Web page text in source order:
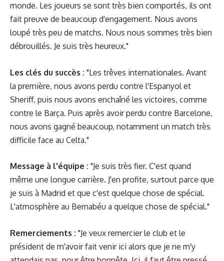
monde. Les joueurs se sont très bien comportés, ils ont
fait preuve de beaucoup d'engagement. Nous avons
loupé très peu de matchs. Nous nous sommes très bien
débrouillés. Je suis très heureux."
Les clés du succès : "Les trêves internationales. Avant
la première, nous avons perdu contre l'Espanyol et
Sheriff, puis nous avons enchaîné les victoires, comme
contre le Barça. Puis après avoir perdu contre Barcelone,
nous avons gagné beaucoup, notamment un match très
difficile face au Celta."
Message à l'équipe : "Je suis très fier. C'est quand
même une longue carrière. J'en profite, surtout parce que
je suis à Madrid et que c'est quelque chose de spécial.
L'atmosphère au Bernabéu a quelque chose de spécial."
Remerciements : "Je veux remercier le club et le
président de m'avoir fait venir ici alors que je ne m'y